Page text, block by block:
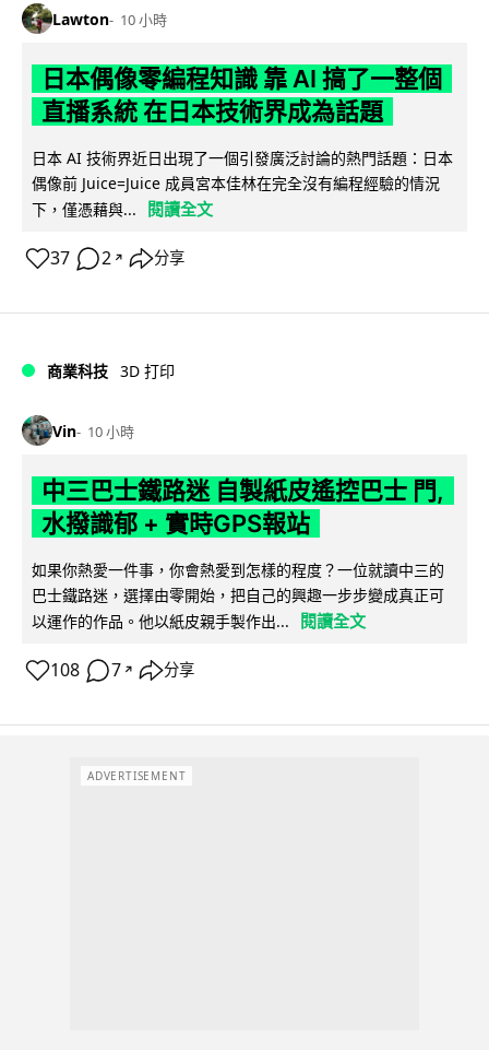
Lawton 10 小時
日本偶像零編程知識 靠 AI 搞了一整個
直播系統 在日本技術界成為話題
日本 AI 技術界近日出現了一個引發廣泛討論的熱門話題：日本
偶像前 Juice=Juice 成員宮本佳林在完全沒有編程經驗的情況
下，僅憑藉與...
閱讀全文
37 2 ↗ 分享
商業科技 3D 打印
Vin 10 小時
中三巴士鐵路迷 自製紙皮遙控巴士 門,
水撥識郁 + 實時GPS報站
如果你熱愛一件事，你會熱愛到怎樣的程度？一位就讀中三的
巴士鐵路迷，選擇由零開始，把自己的興趣一步步變成真正可
以運作的作品。他以紙皮親手製作出...
閱讀全文
108 7 ↗ 分享
ADVERTISEMENT